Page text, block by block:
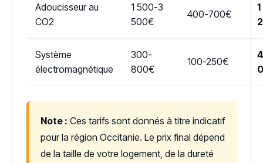
Adoucisseur au
CO2
1 500-3
500€
400-700€
Système
électromagnétique
300-
800€
100-250€
Note : Ces tarifs sont donnés à titre indicatif
pour la région Occitanie. Le prix final dépend
de la taille de votre logement, de la dureté